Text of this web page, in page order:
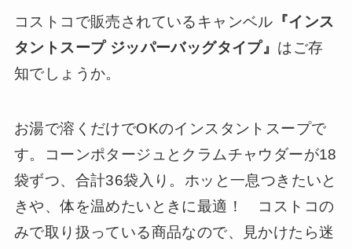
コストコで販売されているキャンベル 『インス
タントスープ ジッパーバッグタイプ』 はご存
知でしょうか。
お湯で溶くだけでOKのインスタントスープで
す。コーンポタージュとクラムチャウダーが18
袋ずつ、合計36袋入り。ホッと一息つきたいと
きや、体を温めたいときに最適！ コストコの
みで取り扱っている商品なので、見かけたら迷